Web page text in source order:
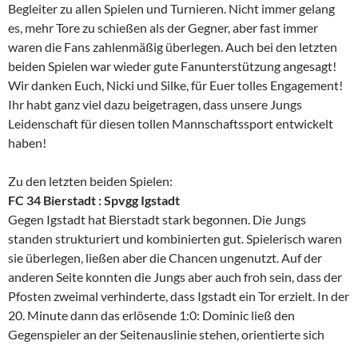
Begleiter zu allen Spielen und Turnieren. Nicht immer gelang
es, mehr Tore zu schießen als der Gegner, aber fast immer
waren die Fans zahlenmäßig überlegen. Auch bei den letzten
beiden Spielen war wieder gute Fanunterstützung angesagt!
Wir danken Euch, Nicki und Silke, für Euer tolles Engagement!
Ihr habt ganz viel dazu beigetragen, dass unsere Jungs
Leidenschaft für diesen tollen Mannschaftssport entwickelt
haben!
Zu den letzten beiden Spielen:
FC 34 Bierstadt : Spvgg Igstadt
Gegen Igstadt hat Bierstadt stark begonnen. Die Jungs
standen strukturiert und kombinierten gut. Spielerisch waren
sie überlegen, ließen aber die Chancen ungenutzt. Auf der
anderen Seite konnten die Jungs aber auch froh sein, dass der
Pfosten zweimal verhinderte, dass Igstadt ein Tor erzielt. In der
20. Minute dann das erlösende 1:0: Dominic ließ den
Gegenspieler an der Seitenauslinie stehen, orientierte sich